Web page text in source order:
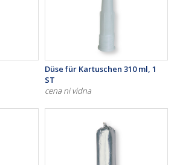
Düse für Kartuschen 310 ml, 1
ST
cena ni vidna